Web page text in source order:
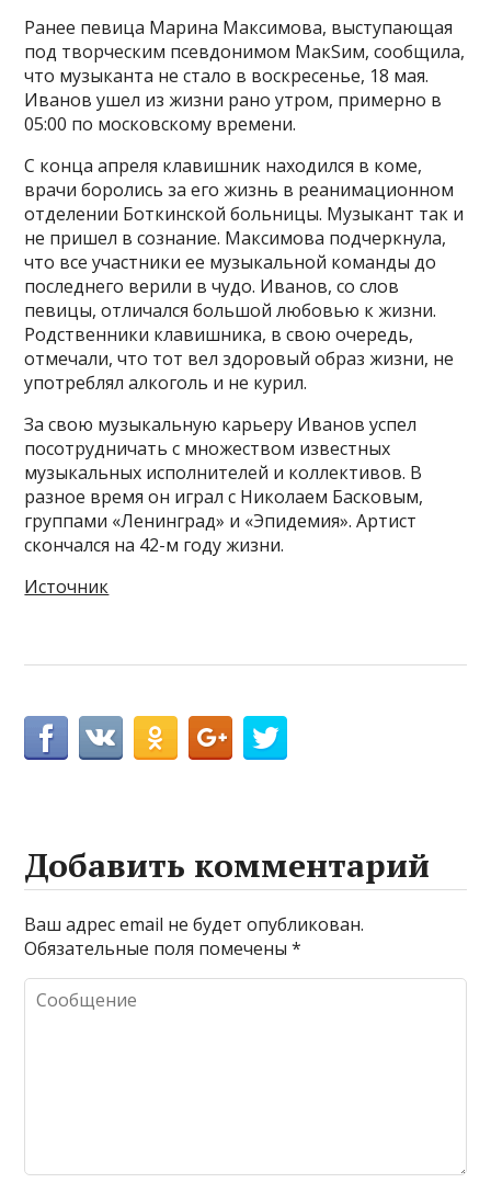
Ранее певица Марина Максимова, выступающая
под творческим псевдонимом МакSим, сообщила,
что музыканта не стало в воскресенье, 18 мая.
Иванов ушел из жизни рано утром, примерно в
05:00 по московскому времени.
С конца апреля клавишник находился в коме,
врачи боролись за его жизнь в реанимационном
отделении Боткинской больницы. Музыкант так и
не пришел в сознание. Максимова подчеркнула,
что все участники ее музыкальной команды до
последнего верили в чудо. Иванов, со слов
певицы, отличался большой любовью к жизни.
Родственники клавишника, в свою очередь,
отмечали, что тот вел здоровый образ жизни, не
употреблял алкоголь и не курил.
За свою музыкальную карьеру Иванов успел
посотрудничать с множеством известных
музыкальных исполнителей и коллективов. В
разное время он играл с Николаем Басковым,
группами «Ленинград» и «Эпидемия». Артист
скончался на 42-м году жизни.
Источник
Добавить комментарий
Ваш адрес email не будет опубликован.
Обязательные поля помечены*